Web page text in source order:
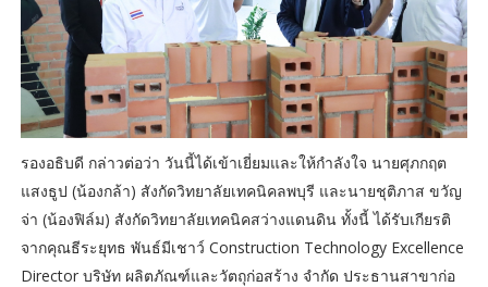
รองอธิบดี กล่าวต่อว่า วันนี้ได้เข้าเยี่ยมและให้กำลังใจ นายศุภกฤต
แสงธูป (น้องกล้า) สังกัดวิทยาลัยเทคนิคลพบุรี และนายชุติภาส ขวัญ
จ่า (น้องฟิล์ม) สังกัดวิทยาลัยเทคนิคสว่างแดนดิน ทั้งนี้ ได้รับเกียรติ
จากคุณธีระยุทธ พันธ์มีเชาว์ Construction Technology Excellence
Director บริษัท ผลิตภัณฑ์และวัตถุก่อสร้าง จำกัด ประธานสาขาก่อ